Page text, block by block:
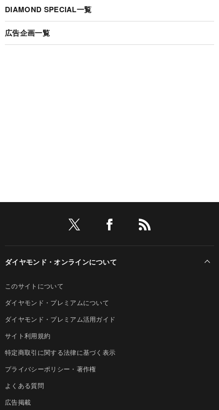
DIAMOND SPECIAL一覧
広告企画一覧
ダイヤモンド・オンラインについて
このサイトについて
ダイヤモンド・プレミアムについて
ダイヤモンド・プレミアム活用ガイド
サイト利用規約
特定商取引に関する法律に基づく表示
プライバシーポリシー・著作権
よくある質問
広告掲載